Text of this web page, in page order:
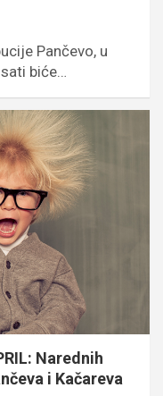
Pančevo, u
biće…
Narednih
i Kačareva